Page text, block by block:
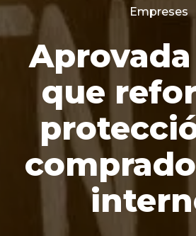
Empreses
que